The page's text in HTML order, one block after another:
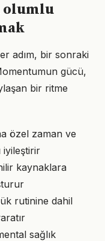
olumlu
adım, bir sonraki
gücü,
bir ritme
özel zaman ve
iyileştirir
kaynaklara
rutinine dahil
sağlık